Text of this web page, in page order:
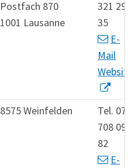
Postfach 870
1001 Lausanne
321 29
35
E-
Mail
Website
8575 Weinfelden
Tel. 078
708 09
82
E-